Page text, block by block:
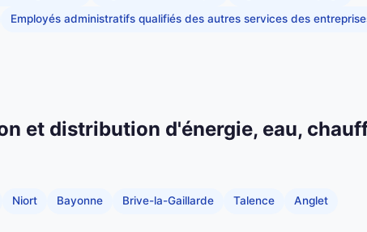
Employés administratifs qualifiés des autres services des
et distribution d'énergie, eau,
Niort Bayonne Brive-la-Gaillarde Talence Anglet